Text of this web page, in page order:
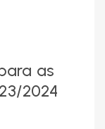
as
2024